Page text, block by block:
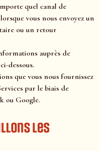
quel canal de
vous nous envoyez un
ou un retour
auprès de
dessous.
que vous nous fournissez
par le biais de
ou Google.
les